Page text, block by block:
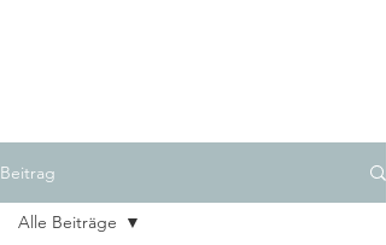
Beitrag
Alle Beiträge